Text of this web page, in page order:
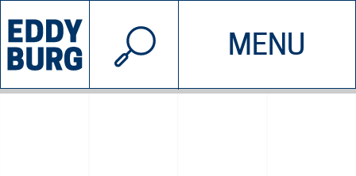
MENU
INIZIATIVE CHI SIAMO
© 2026 EDDYBURG